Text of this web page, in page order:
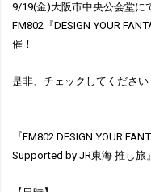
9/19(金)大阪市中央公会堂に
FM802『DESIGN YOUR
催！
是非、チェックしてください
『FM802 DESIGN YOUR
Supported by JR東海 推し旅』